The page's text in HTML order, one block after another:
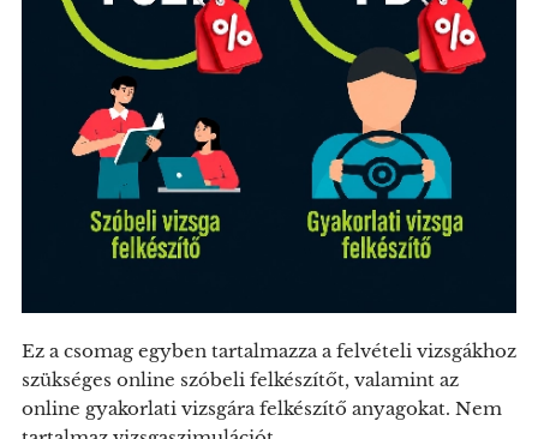
Ez a csomag egyben tartalmazza a felvételi vizsgákhoz
szükséges online szóbeli felkészítőt, valamint az
online gyakorlati vizsgára felkészítő anyagokat. Nem